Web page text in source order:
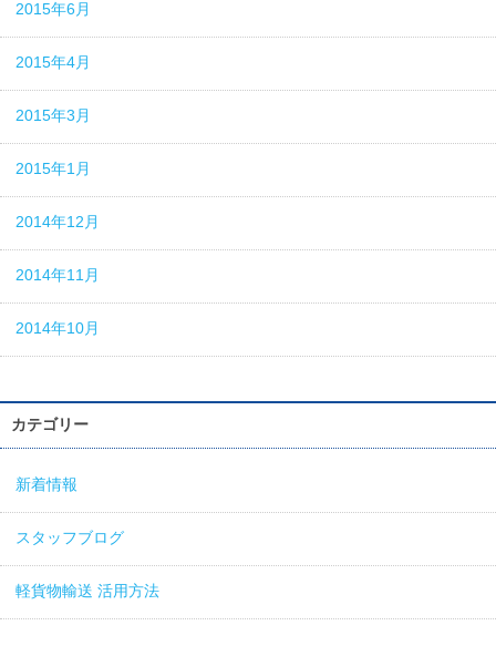
2015年6月
2015年4月
2015年3月
2015年1月
2014年12月
2014年11月
2014年10月
カテゴリー
新着情報
スタッフブログ
軽貨物輸送 活用方法